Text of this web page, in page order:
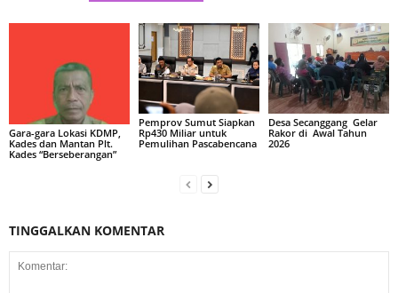
Gara-gara Lokasi KDMP,
Kades dan Mantan Plt.
Kades “Berseberangan”
Pemprov Sumut Siapkan
Rp430 Miliar untuk
Pemulihan Pascabencana
Desa Secanggang Gelar
Rakor di Awal Tahun
2026
TINGGALKAN KOMENTAR